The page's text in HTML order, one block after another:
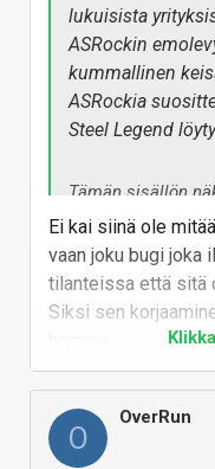
lukuisista
ASRockin
kummallinen
ASRockia
Steel Legend
Tämän sisällön
suostumuksesi
hyväksymiseen.
Lisätietoja löydät
HYVÄKSY
Linkki: https://
Ei kai siinä ole
vaan joku bugi joka
tilanteissa että sitä
Siksi sen
O
OverRun